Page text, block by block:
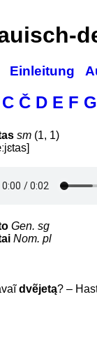
Einleitung
C Č D E F G
sm (1, 1)
Gen. sg
Nom. pl
dvẽjetą? –